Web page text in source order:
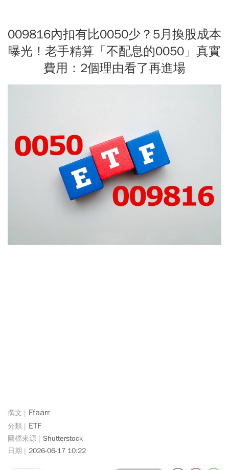
009816內扣有比0050少？5月換股成本
曝光！老手精算「不配息的0050」真實
費用：2個理由看了再進場
Ffaarr
ETF
Shutterstock
2026-06-17 10:22